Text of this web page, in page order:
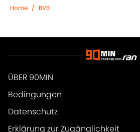
Home / BVB
ÜBER 90MIN
Bedingungen
Datenschutz
Erklärung zur Zugänglichkeit